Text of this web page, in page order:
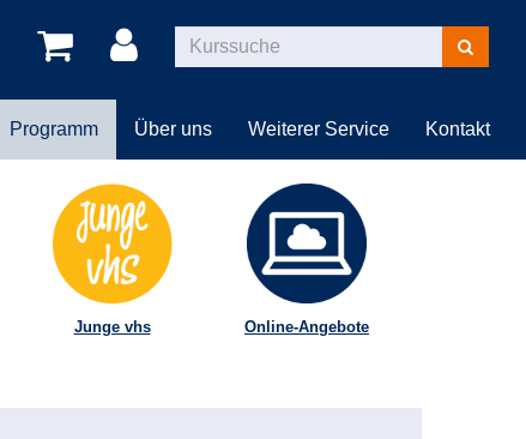
Kurse
suchen
Programm Über uns Weiterer Service Kontakt
Junge vhs Online-Angebote